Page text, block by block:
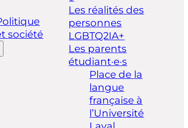
société
Les réalités des
personnes
LGBTQ2IA+
Les parents
étudiant·e·s
Place de la
langue
française à
l’Université